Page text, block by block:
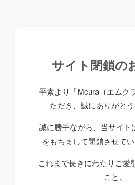
サイト閉鎖の
平素より「Mcura（エムク
ただき、誠にありがとう
誠に勝手ながら、当サイト
をもちまして閉鎖させてい
これまで長きにわたりご愛
こと、